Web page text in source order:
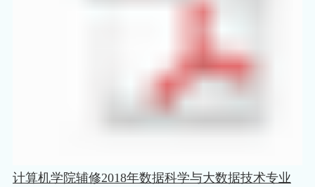
计算机学院辅修2018年数据科学与大数据技术专业